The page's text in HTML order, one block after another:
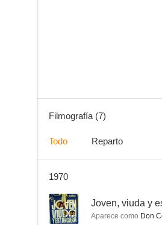
El más infeliz del pueblo
Filmografía (7)
Todo Reparto
1970
-- Joven, viuda y
Aparece como Don